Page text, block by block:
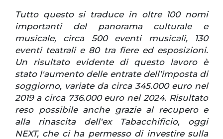
Tutto questo si traduce in oltre 100 nomi
importanti del panorama culturale e
musicale, circa 500 eventi musicali, 130
eventi teatrali e 80 tra fiere ed esposizioni.
Un risultato evidente di questo lavoro è
stato l'aumento delle entrate dell'imposta di
soggiorno, variate da circa 345.000 euro nel
2019 a circa 736.000 euro nel 2024. Risultato
reso possibile anche grazie al recupero e
alla rinascita dell'ex Tabacchificio, oggi
NEXT, che ci ha permesso di investire sulla